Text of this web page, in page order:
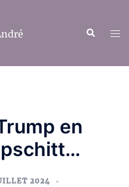
en
2024